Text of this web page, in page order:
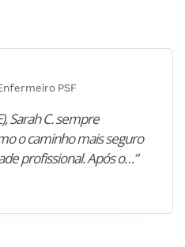
PSF
Sarah C. sempre
o caminho mais seguro
profissional. Após o…”